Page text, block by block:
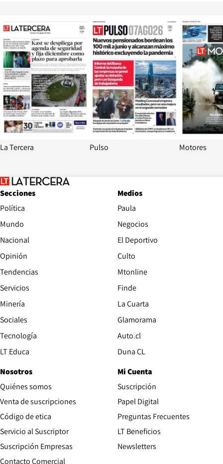
Opens in new window
La Tercera
Opens in
Pulso Motores
Secciones
Política
Mundo
Nacional
Opinión
Tendencias
Servicios
Minería
Sociales
Tecnología
LT Educa
Medios
Paula
Negocios
El Deportivo
Culto
Mtonline
Finde
La Cuarta
Glamorama
Auto.clOpens in new window
Duna CLOpens in new window
Nosotros
Quiénes somos
Venta de suscripciones
Código de etica Opens in new window
Servicio al Suscriptor
Suscripción Empresas
Contacto ComercialOpens in new window
Mi Cuenta
Suscripción
Papel DigitalOpens in new
Preguntas Frecuentes
LT Beneficios
Newsletters